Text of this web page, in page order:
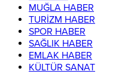
MUĞLA HABER
TURİZM HABER
SPOR HABER
SAĞLIK HABER
EMLAK HABER
KÜLTÜR SANAT